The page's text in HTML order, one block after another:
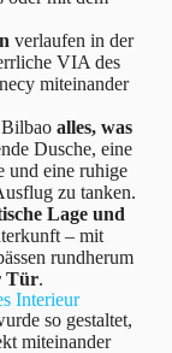
verlaufen in der
VIA des
miteinander
Bilbaoalles, was
Dusche, eine
und eine ruhige
zu tanken.
Lage und
– mit
rundherum
Tür.
Interieur
so gestaltet,
miteinander